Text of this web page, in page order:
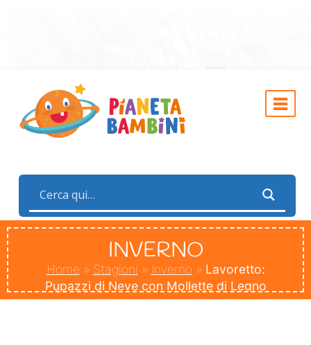
INVERNO
Home » Stagioni » Inverno » Lavoretto:
Pupazzi di Neve con Mollette di Legno